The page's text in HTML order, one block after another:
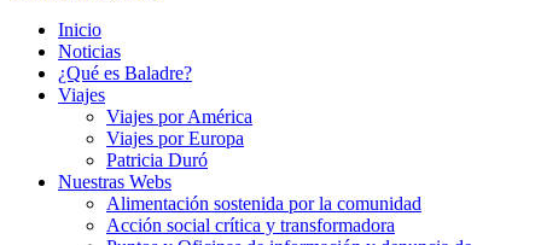
Inicio
Noticias
¿Qué es Baladre?
Viajes
Viajes por América
Viajes por Europa
Patricia Duró
Nuestras Webs
Alimentación sostenida por la comunidad
Acción social crítica y transformadora